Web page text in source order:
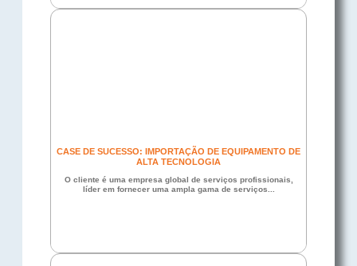
CASE DE SUCESSO: IMPORTAÇÃO DE EQUIPAMENTO DE
ALTA TECNOLOGIA
O cliente é uma empresa global de serviços profissionais,
líder em fornecer uma ampla gama de serviços...